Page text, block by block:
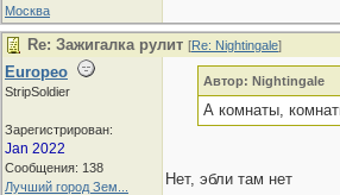
Москва
Re: Зажигалка рулит [Re: Nightingale]
Europeo
StripSoldier
Зарегистрирован:
Jan 2022
Сообщения: 138
Лучший город Зем...
Автор: Nightingale
А комнаты,
Нет, эбли там нет